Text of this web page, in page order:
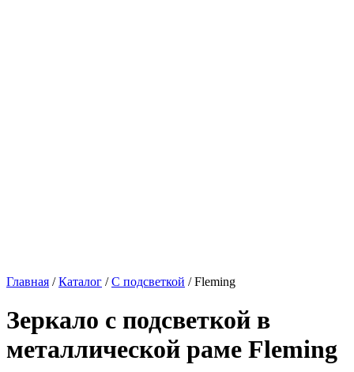
Главная /Каталог /С подсветкой /Fleming
Зеркало с подсветкой в
металлической раме Fleming